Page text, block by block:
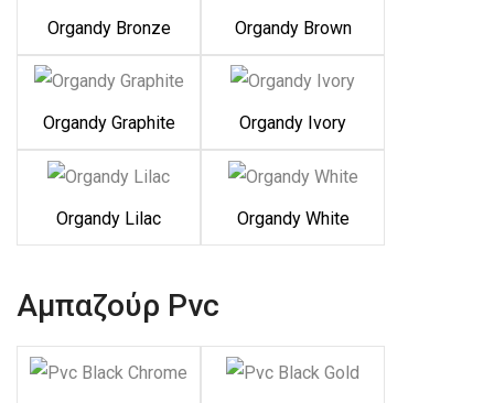
Organdy Bronze Organdy Brown
Organdy Graphite Organdy Ivory
Organdy Lilac Organdy White
Αμπαζούρ Pvc